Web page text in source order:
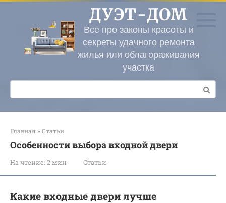
Перейти
контенту
ДУЭТ-ДОМ
Все про законы красоты и
секреты удачного ремонта
жилья или облагораживания
участка
Поиск:
Главная » Статьи
Особенности выбора входной двери
На чтение: 2 мин Статьи
Какие входные двери лучше